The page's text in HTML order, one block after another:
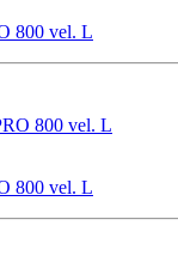
800 vel. L
800 vel. L